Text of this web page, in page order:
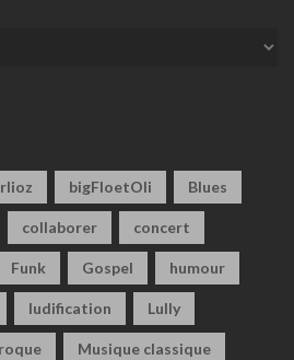
bigFloetOli Blues
collaborer concert
Funk Gospel humour
ludification Lully
Musique classique